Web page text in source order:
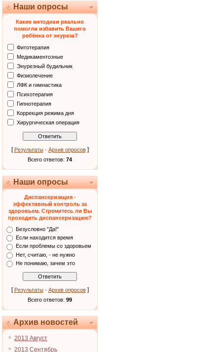
Наши опросы
Какие методики реально
помогли избавить Вашего
ребёнка от энуреза?
Фитотерапия
Медикаментозные
Энурезный будильник
Физиолечение
ЛФК и гимнастика
Психотерапия
Гипнотерапия
Коррекция режима дня
Хирургическая операция
[ Результаты· Архив опросов]
Всего ответов: 74
Наши опросы
Диспансеризация -
эффективный контроль за
здоровьем. Стремитесь ли Вы
проходить диспансеризацию?
Безусловно "Да!"
Если находится время
Если проблемы со здоровьем
Нет, считаю, - не нужно
Не понимаю, зачем это
[ Результаты· Архив опросов]
Всего ответов: 99
Архив новостей
2013 Август
2013 Сентябрь